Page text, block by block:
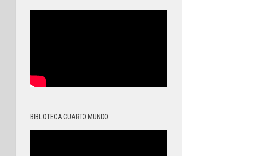
BIBLIOTECA CUARTO MUNDO